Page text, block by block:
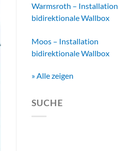
Warmsroth – Installation
bidirektionale Wallbox
Moos – Installation
bidirektionale Wallbox
» Alle zeigen
SUCHE